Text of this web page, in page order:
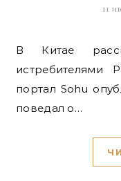
11
В Китае рассказали об инциденте с
портал Sohu
поведал о…